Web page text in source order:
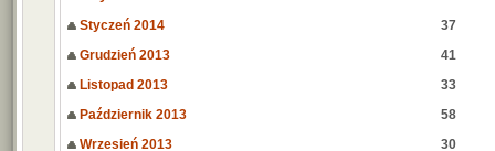
Styczeń 2014
37
Grudzień 2013
41
Listopad 2013
33
Październik 2013
58
Wrzesień 2013
30